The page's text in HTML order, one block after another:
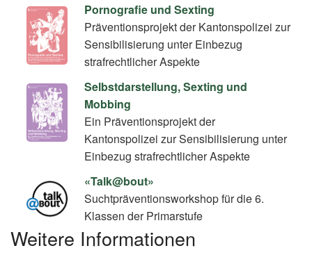
Pornografie und Sexting
Präventionsprojekt der Kantonspolizei zur
Sensibilisierung unter Einbezug
strafrechtlicher Aspekte
Selbstdarstellung, Sexting und
Mobbing
Ein Präventionsprojekt der
Kantonspolizei zur Sensibilisierung unter
Einbezug strafrechtlicher Aspekte
«Talk@bout»
Suchtpräventionsworkshop für die 6.
Klassen der Primarstufe
Weitere Informationen